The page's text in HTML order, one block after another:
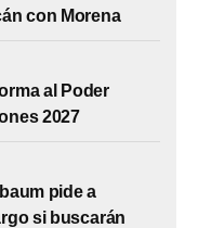
con Morena
al Poder
2027
pide a
si buscarán